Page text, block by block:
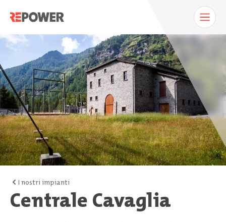
I nostri impianti
Centrale Cavaglia